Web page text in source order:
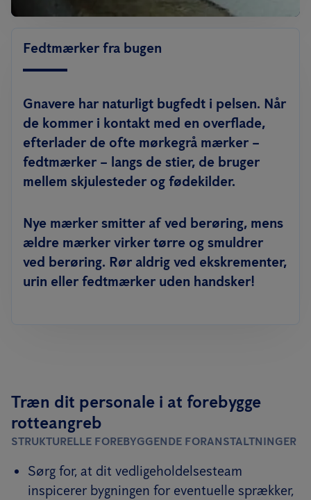
Fedtmærker fra bugen
Gnavere har naturligt bugfedt i pelsen. Når
de kommer i kontakt med en overflade,
efterlader de ofte mørkegrå mærker –
fedtmærker – langs de stier, de bruger
mellem skjulesteder og fødekilder.
Nye mærker smitter af ved berøring, mens
ældre mærker virker tørre og smuldrer
ved berøring. Rør aldrig ved ekskrementer,
urin eller fedtmærker uden handsker!
Træn dit personale i at forebygge
rotteangreb
STRUKTURELLE FOREBYGGENDE FORANSTALTNINGER
Sørg for, at dit vedligeholdelsesteam
inspicerer bygningen for eventuelle sprækker,